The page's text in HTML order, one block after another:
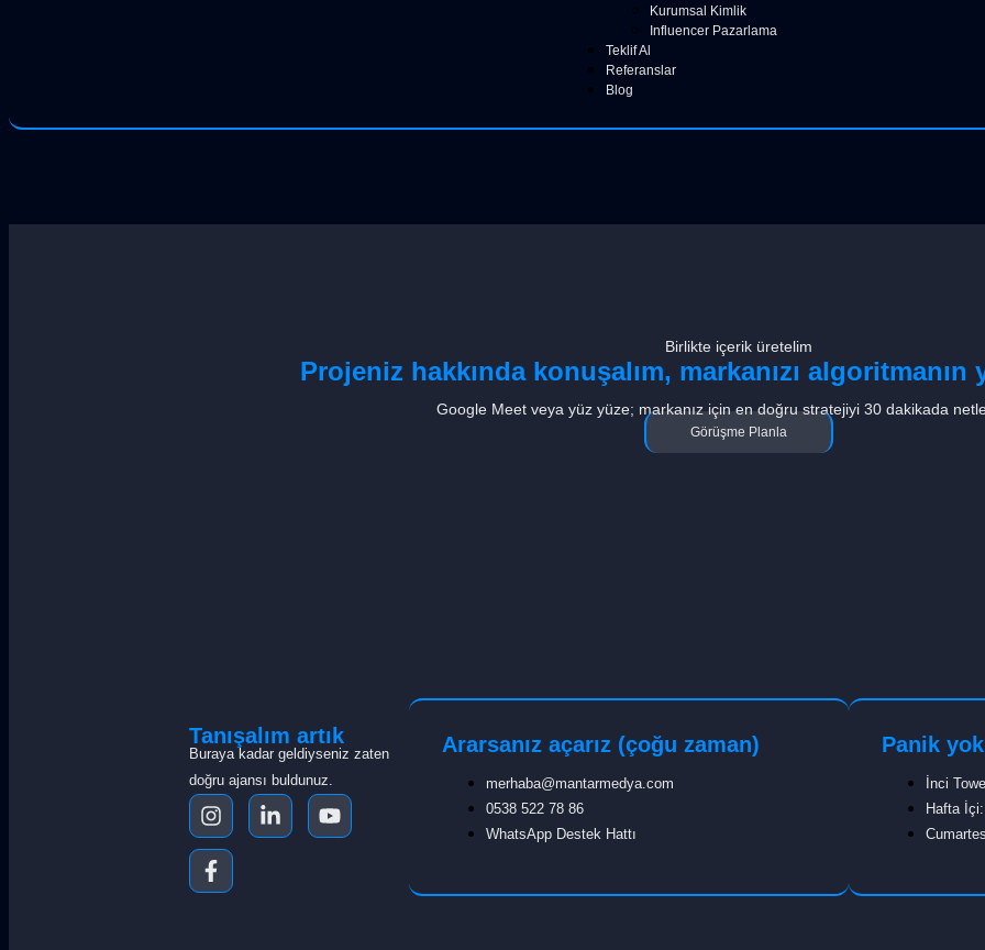
Kurumsal Kimlik
Influencer Pazarlama
Teklif Al
Referanslar
Blog
Birlikte içerik üretelim
Projeniz hakkında konuşalım, markanızı algoritmanın
Google Meet veya yüz yüze; markanız için en doğru stratejiyi 30 dakikada
Görüşme Planla
Tanışalım artık
Buraya kadar geldiyseniz zaten
doğru ajansı buldunuz.
Ararsanız açarız (çoğu zaman)
merhaba@mantarmedya.com
0538 522 78 86
WhatsApp Destek Hattı
Panik
İnci
Hafta